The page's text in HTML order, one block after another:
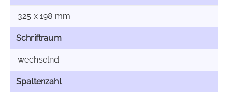
325 x 198 mm
Schriftraum
wechselnd
Spaltenzahl